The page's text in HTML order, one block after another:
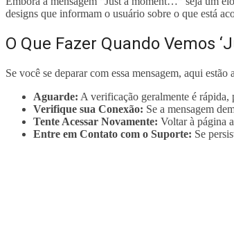
designs que informam o usuário sobre o que está
O Que Fazer Quando Vemos
Se você se deparar com essa mensagem, aqui
Aguarde: A verificação geralmente é rápida,
Verifique sua Conexão: Se a mensagem
Tente Acessar Novamente: Voltar à página
Entre em Contato com o Suporte: Se